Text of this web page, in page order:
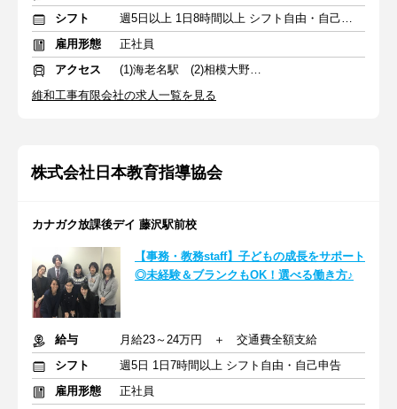
シフト
週5日以上 1日8時間以上 シフト自由・自己申告
雇用形態
正社員
アクセス
(1)海老名駅 (2)相模大野駅 (3)大和駅
維和工事有限会社の求人一覧を見る
株式会社日本教育指導協会
カナガク放課後デイ 藤沢駅前校
【事務・教務staff】子どもの成長をサポート
◎未経験＆ブランクもOK！選べる働き方♪
給与
月給23～24万円 ＋ 交通費全額支給
シフト
週5日 1日7時間以上 シフト自由・自己申告
雇用形態
正社員